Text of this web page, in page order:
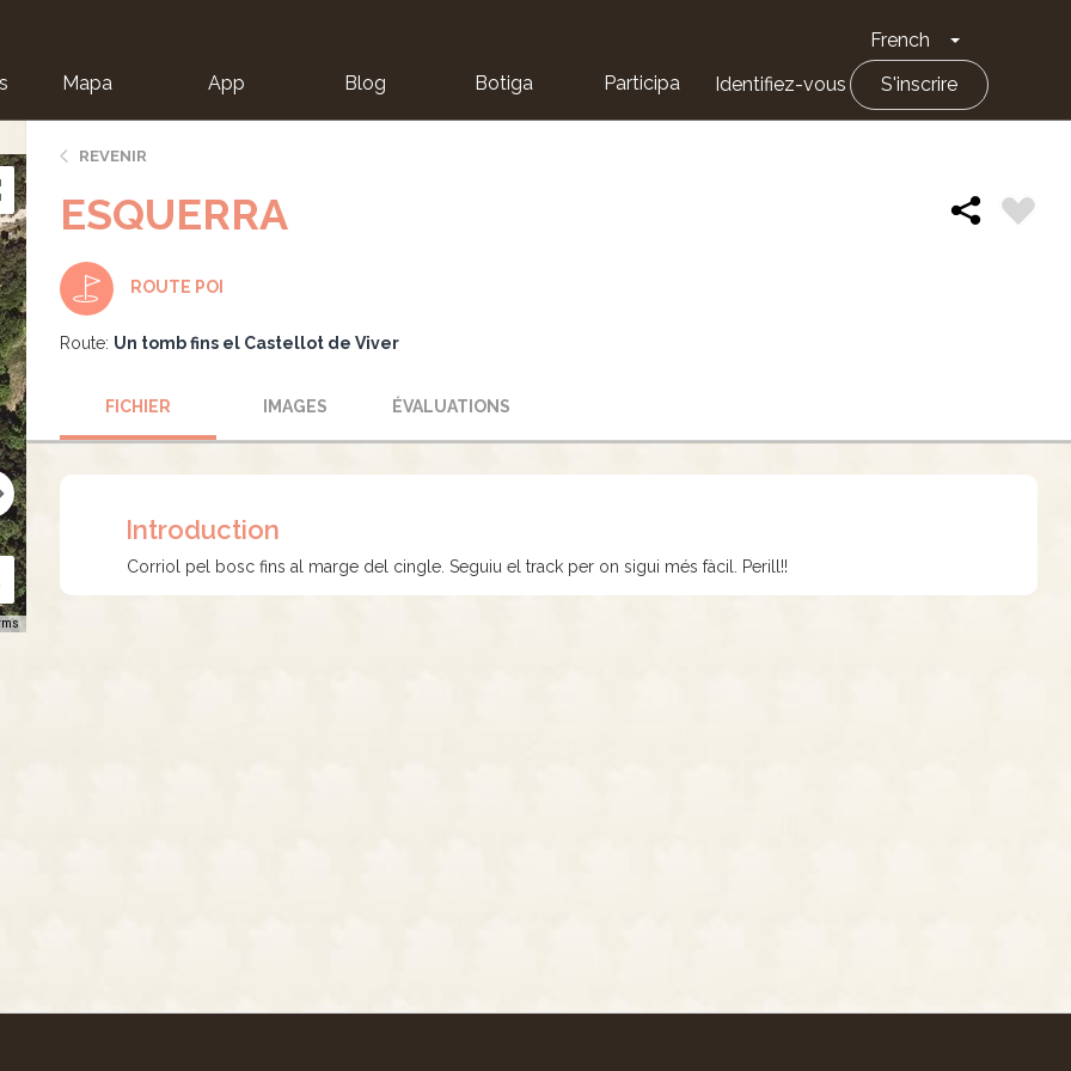
French Toggle
Mapa App Blog Botiga Participa Identifiez-vous S'inscrire
REVENIR
ESQUERRA
ROUTE POI
Route: Un tomb fins el Castellot de Viver
FICHIER IMAGES ÉVALUATIONS
Introduction
Corriol pel bosc fins al marge del cingle. Seguiu el track per on sigui més fàcil. Perill!!